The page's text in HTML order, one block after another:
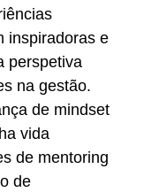
inspiradoras e
perspetiva
na gestão.
de mindset
vida
de mentoring
de